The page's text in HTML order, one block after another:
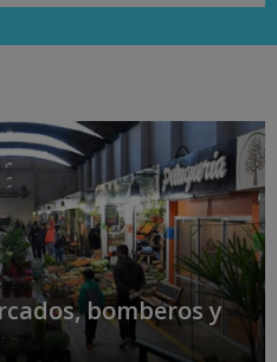
bomberos y